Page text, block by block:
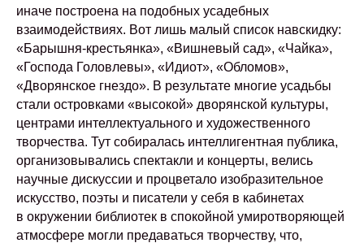
иначе построена на подобных усадебных
взаимодействиях. Вот лишь малый список навскидку:
«Барышня-крестьянка», «Вишневый сад», «Чайка»,
«Господа Головлевы», «Идиот», «Обломов»,
«Дворянское гнездо». В результате многие усадьбы
стали островками «высокой» дворянской культуры,
центрами интеллектуального и художественного
творчества. Тут собиралась интеллигентная публика,
организовывались спектакли и концерты, велись
научные дискуссии и процветало изобразительное
искусство, поэты и писатели у себя в кабинетах
в окружении библиотек в спокойной умиротворяющей
атмосфере могли предаваться творчеству, что,